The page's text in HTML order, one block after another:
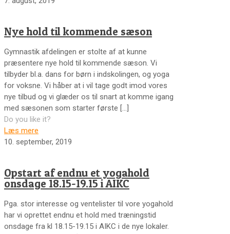
Nye hold til kommende sæson
Gymnastik afdelingen er stolte af at kunne
præsentere nye hold til kommende sæson. Vi
tilbyder bl.a. dans for børn i indskolingen, og yoga
for voksne. Vi håber at i vil tage godt imod vores
nye tilbud og vi glæder os til snart at komme igang
med sæsonen som starter første […]
Do you like it?
Læs mere
10. september, 2019
Opstart af endnu et yogahold
onsdage 18.15-19.15 i AIKC
Pga. stor interesse og ventelister til vore yogahold
har vi oprettet endnu et hold med træningstid
onsdage fra kl 18.15-19.15 i AIKC i de nye lokaler.